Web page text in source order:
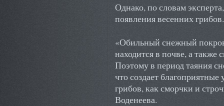
Однако, по словам
появления весенних грибов.
«Обильный снежный
находится в почве, а также
Поэтому в период таяния
что создает благоприятные
грибов, как сморчки и
Воденеева.